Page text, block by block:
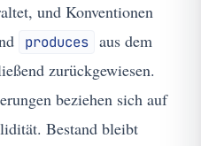
und Konventionen
produces aus dem
zurückgewiesen.
beziehen sich auf
Bestand bleibt